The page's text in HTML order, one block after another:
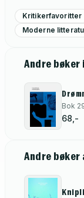
Kritikerfavoritter
Moderne
Andre bøker
Bok
68,-
Andre bøker